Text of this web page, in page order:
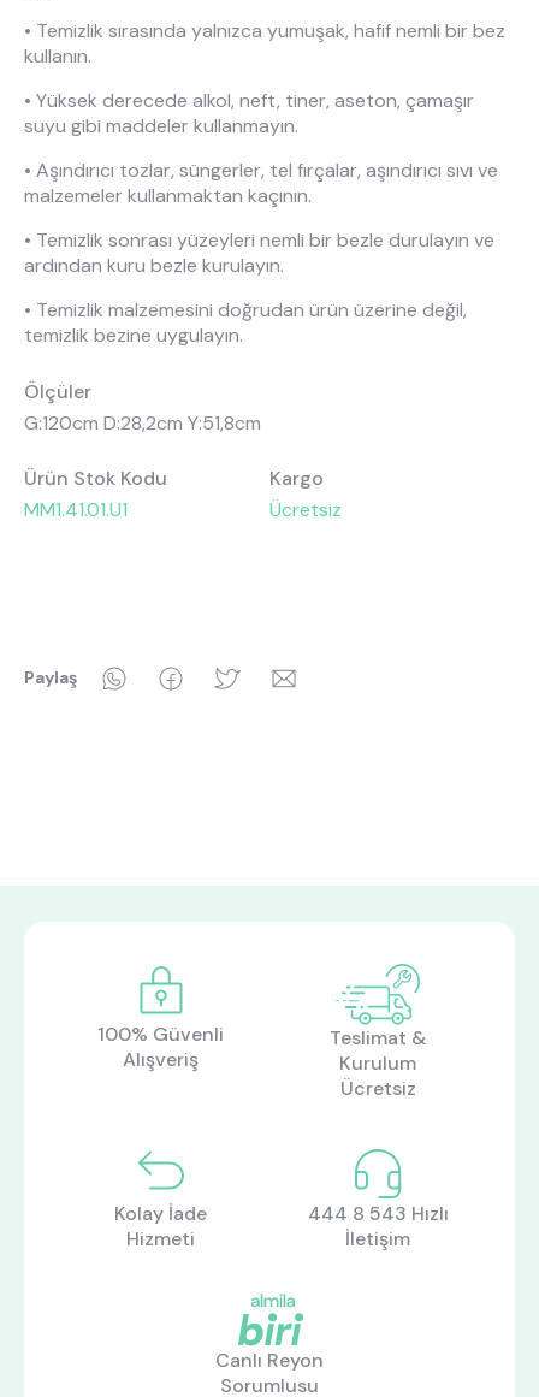
• Temizlik sırasında yalnızca yumuşak, hafif nemli bir bez
kullanın.
• Yüksek derecede alkol, neft, tiner, aseton, çamaşır
suyu gibi maddeler kullanmayın.
• Aşındırıcı tozlar, süngerler, tel fırçalar, aşındırıcı sıvı ve
malzemeler kullanmaktan kaçının.
• Temizlik sonrası yüzeyleri nemli bir bezle durulayın ve
ardından kuru bezle kurulayın.
• Temizlik malzemesini doğrudan ürün üzerine değil,
temizlik bezine uygulayın.
Ölçüler
G:120cm D:28,2cm Y:51,8cm
Ürün Stok Kodu
MM1.41.01.U1
Kargo
Ücretsiz
Paylaş WhatsAppFacebookTwitter
100% Güvenli
Alışveriş
Teslimat &
Kurulum
Ücretsiz
Kolay İade
Hizmeti
444 8 543 Hızlı
İletişim
Canlı Reyon
Sorumlusu